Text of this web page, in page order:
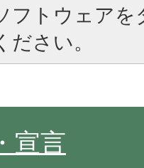
フトウェア
さい。
宣言